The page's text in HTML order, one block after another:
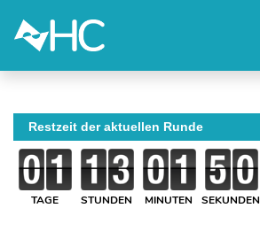
Restzeit der aktuellen Runde
TAGE STUNDEN MINUTEN SEKUNDEN